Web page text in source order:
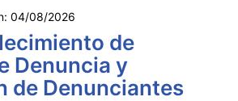
04/08/2026
de
Denuncia y
de Denunciantes